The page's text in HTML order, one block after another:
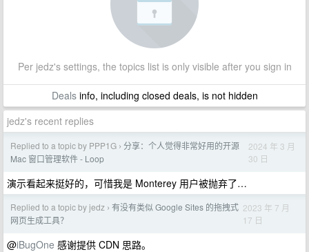
Per jedz's settings, the topics list is only visible after you sign in
Dealsinfo, including closed deals, is not hidden
jedz's recent replies
Replied to a topic by PPP1G › 分享：个人觉得非常好用的开源
Mac 窗口管理软件 - Loop
2024 年 3 月
30 日
演示看起来挺好的，可惜我是 Monterey 用户被抛弃了…
Replied to a topic by jedz › 有没有类似 Google Sites 的拖拽式
网页生成工具？
2023 年 7 月
17 日
@iBugOne 感谢提供 CDN 思路。